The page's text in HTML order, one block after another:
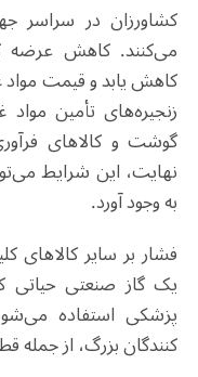
کشاورزان در سراسر
می‌کنند. کاهش عرضه
کاهش یابد و قیمت مواد
زنجیره‌های تأمین
گوشت و کالاهای
نهایت، این شرایط
به وجود آورد.
فشار بر سایر کالاهای
یک گاز صنعتی حیاتی
پزشکی استفاده
کنندگان بزرگ، از جمله